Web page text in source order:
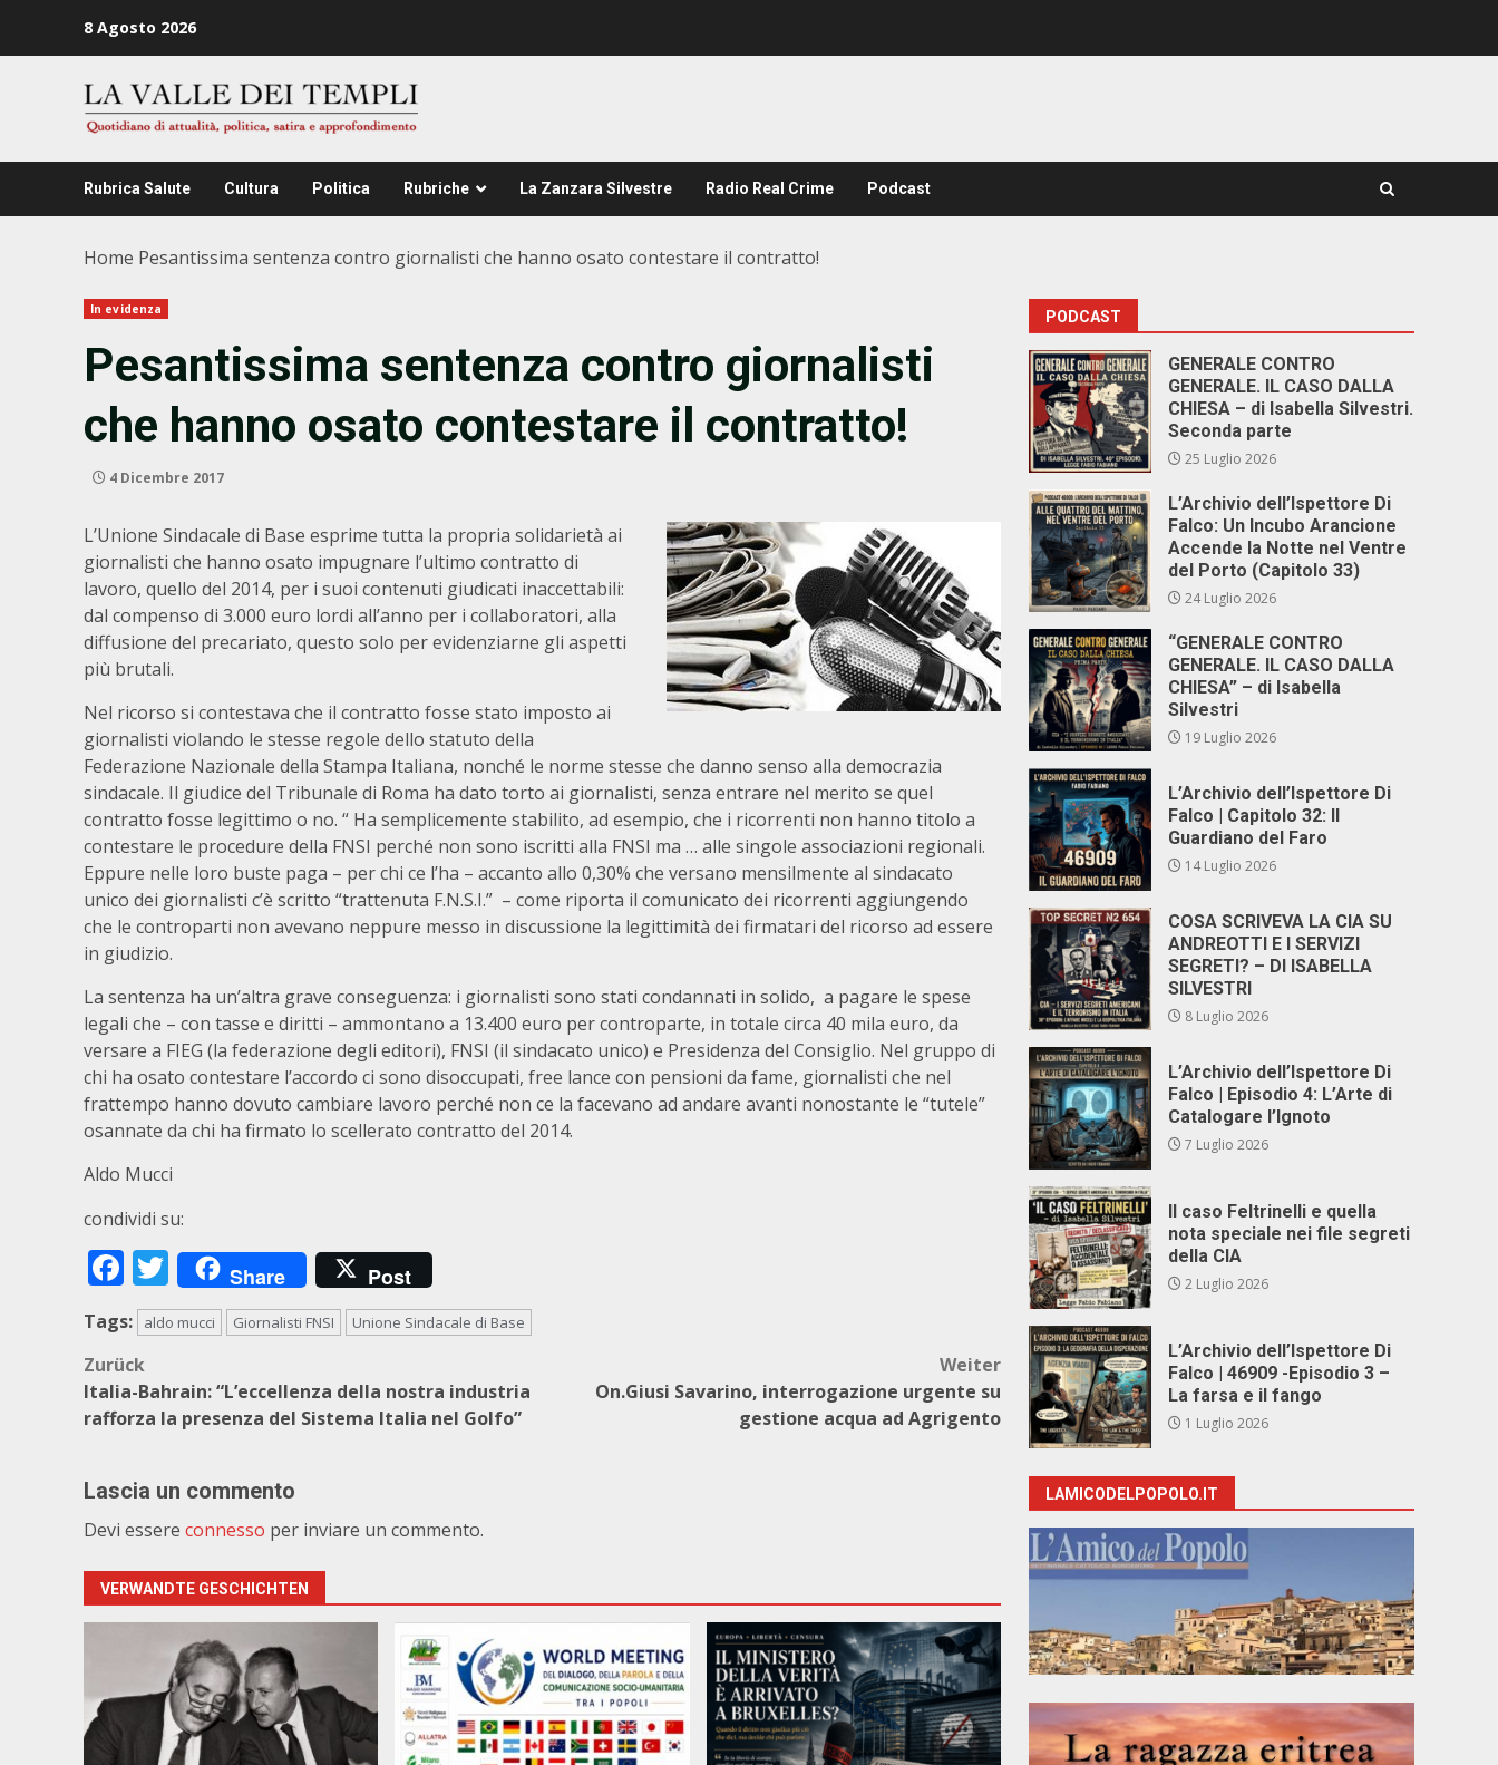
8 Agosto 2026
Rubrica Salute Cultura Politica Rubriche La Zanzara Silvestre Radio Real Crime Podcast
Home Pesantissima sentenza contro giornalisti che hanno osato contestare il contratto!
In evidenza
Pesantissima sentenza contro giornalisti
che hanno osato contestare il contratto!
4 Dicembre 2017
L’Unione Sindacale di Base esprime tutta la propria solidarietà ai
giornalisti che hanno osato impugnare l’ultimo contratto di
lavoro, quello del 2014, per i suoi contenuti giudicati inaccettabili:
dal compenso di 3.000 euro lordi all’anno per i collaboratori, alla
diffusione del precariato, questo solo per evidenziarne gli aspetti
più brutali.
Nel ricorso si contestava che il contratto fosse stato imposto ai
giornalisti violando le stesse regole dello statuto della
Federazione Nazionale della Stampa Italiana, nonché le norme stesse che danno senso alla democrazia
sindacale. Il giudice del Tribunale di Roma ha dato torto ai giornalisti, senza entrare nel merito se quel
contratto fosse legittimo o no. “ Ha semplicemente stabilito, ad esempio, che i ricorrenti non hanno titolo a
contestare le procedure della FNSI perché non sono iscritti alla FNSI ma … alle singole associazioni regionali.
Eppure nelle loro buste paga – per chi ce l’ha – accanto allo 0,30% che versano mensilmente al sindacato
unico dei giornalisti c’è scritto “trattenuta F.N.S.I.” – come riporta il comunicato dei ricorrenti aggiungendo
che le controparti non avevano neppure messo in discussione la legittimità dei firmatari del ricorso ad essere
in giudizio.
La sentenza ha un’altra grave conseguenza: i giornalisti sono stati condannati in solido, a pagare le spese
legali che – con tasse e diritti – ammontano a 13.400 euro per controparte, in totale circa 40 mila euro, da
versare a FIEG (la federazione degli editori), FNSI (il sindacato unico) e Presidenza del Consiglio. Nel gruppo di
chi ha osato contestare l’accordo ci sono disoccupati, free lance con pensioni da fame, giornalisti che nel
frattempo hanno dovuto cambiare lavoro perché non ce la facevano ad andare avanti nonostante le “tutele”
osannate da chi ha firmato lo scellerato contratto del 2014.
Aldo Mucci
condividi su:
Facebook
Twitter
Share Post
Tags: aldo mucci Giornalisti FNSI Unione Sindacale di Base
Beitragsnavigation
Zurück
Italia-Bahrain: “L’eccellenza della nostra industria
rafforza la presenza del Sistema Italia nel Golfo”
Weiter
On.Giusi Savarino, interrogazione urgente su
gestione acqua ad Agrigento
Lascia un commento
Devi essere connesso per inviare un commento.
VERWANDTE GESCHICHTEN
PODCAST
GENERALE CONTRO
GENERALE. IL CASO DALLA
CHIESA – di Isabella Silvestri.
Seconda parte
25 Luglio 2026
L’Archivio dell’Ispettore Di
Falco: Un Incubo Arancione
Accende la Notte nel Ventre
del Porto (Capitolo 33)
24 Luglio 2026
“GENERALE CONTRO
GENERALE. IL CASO DALLA
CHIESA” – di Isabella
Silvestri
19 Luglio 2026
L’Archivio dell’Ispettore Di
Falco | Capitolo 32: Il
Guardiano del Faro
14 Luglio 2026
COSA SCRIVEVA LA CIA SU
ANDREOTTI E I SERVIZI
SEGRETI? – DI ISABELLA
SILVESTRI
8 Luglio 2026
L’Archivio dell’Ispettore Di
Falco | Episodio 4: L’Arte di
Catalogare l’Ignoto
7 Luglio 2026
Il caso Feltrinelli e quella
nota speciale nei file segreti
della CIA
2 Luglio 2026
L’Archivio dell’Ispettore Di
Falco | 46909 -Episodio 3 –
La farsa e il fango
1 Luglio 2026
LAMICODELPOPOLO.IT